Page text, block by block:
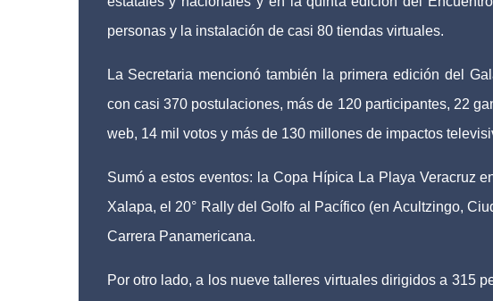
personas y la instalación de casi 80 tiendas virtuales.
La Secretaria mencionó también la primera edición del
con casi 370 postulaciones, más de 120 participantes, 22
web, 14 mil votos y más de 130 millones de impactos
Sumó a estos eventos: la Copa Hípica La Playa Veracruz
Xalapa, el 20° Rally del Golfo al Pacífico (en Acultzingo,
Carrera Panamericana.
Por otro lado, a los nueve talleres virtuales dirigidos a 315